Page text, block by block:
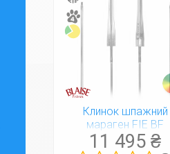
Клинок шпажний
мараген FIE BF
11 495 ₴